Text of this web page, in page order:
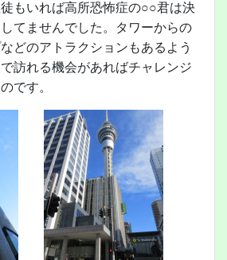
もいれば高所恐怖症の○○君は決
てませんでした。タワーからの
どのアトラクションもあるよう
訪れる機会があればチャレンジ
です。